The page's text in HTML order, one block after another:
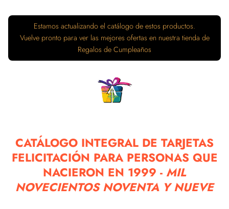
Estamos actualizando el catálogo de estos productos.
Vuelve pronto para ver las mejores ofertas en nuestra tienda de
Regalos de Cumpleaños
CATÁLOGO INTEGRAL DE TARJETAS
FELICITACIÓN PARA PERSONAS QUE
NACIERON EN 1999 - MIL
NOVECIENTOS NOVENTA Y NUEVE